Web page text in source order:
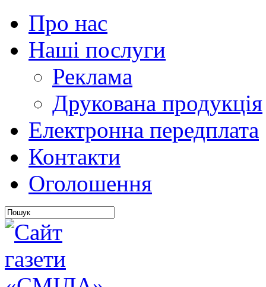
Про нас
Наші послуги
Реклама
Друкована продукція
Електронна передплата
Контакти
Оголошення